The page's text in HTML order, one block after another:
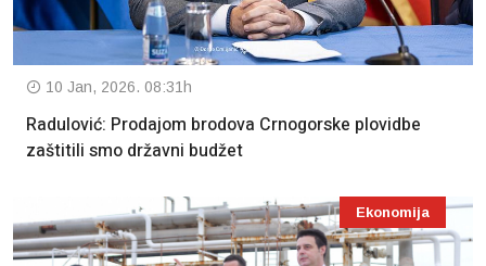
10 Jan, 2026. 08:31h
Radulović: Prodajom brodova Crnogorske plovidbe
zaštitili smo državni budžet
Ekonomija